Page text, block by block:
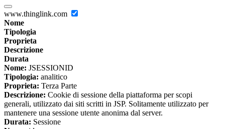
www.thinglink.com
Nome
Tipologia
Proprieta
Descrizione
Durata
Nome: JSESSIONID
Tipologia: analitico
Proprieta: Terza Parte
Descrizione: Cookie di sessione della piattaforma per scopi
generali, utilizzato dai siti scritti in JSP. Solitamente utilizzato per
mantenere una sessione utente anonima dal server.
Durata: Sessione